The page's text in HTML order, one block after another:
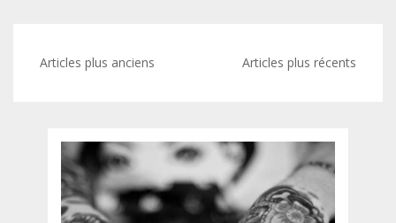
Navigation
Articles plus anciens Articles plus récents